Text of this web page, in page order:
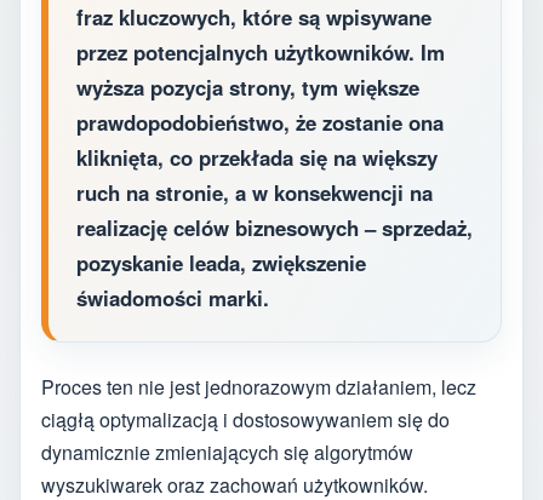
fraz kluczowych, które są wpisywane
przez potencjalnych użytkowników. Im
wyższa pozycja strony, tym większe
prawdopodobieństwo, że zostanie ona
kliknięta, co przekłada się na większy
ruch na stronie, a w konsekwencji na
realizację celów biznesowych – sprzedaż,
pozyskanie leada, zwiększenie
świadomości marki.
Proces ten nie jest jednorazowym działaniem, lecz
ciągłą optymalizacją i dostosowywaniem się do
dynamicznie zmieniających się algorytmów
wyszukiwarek oraz zachowań użytkowników.